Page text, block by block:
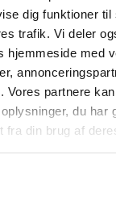
dig funktioner
trafik. Vi deler
hjemmeside med
Vores partnere
du har
fra din brug af
kristne symboler.
mønstre med
kan strikke efter.
lave sit eget mønster,
på døbefonten i
tørre vandet af den
dåbskluden med
til minde om selve